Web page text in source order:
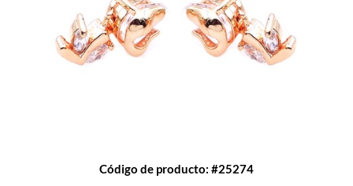
Código de producto: #25274